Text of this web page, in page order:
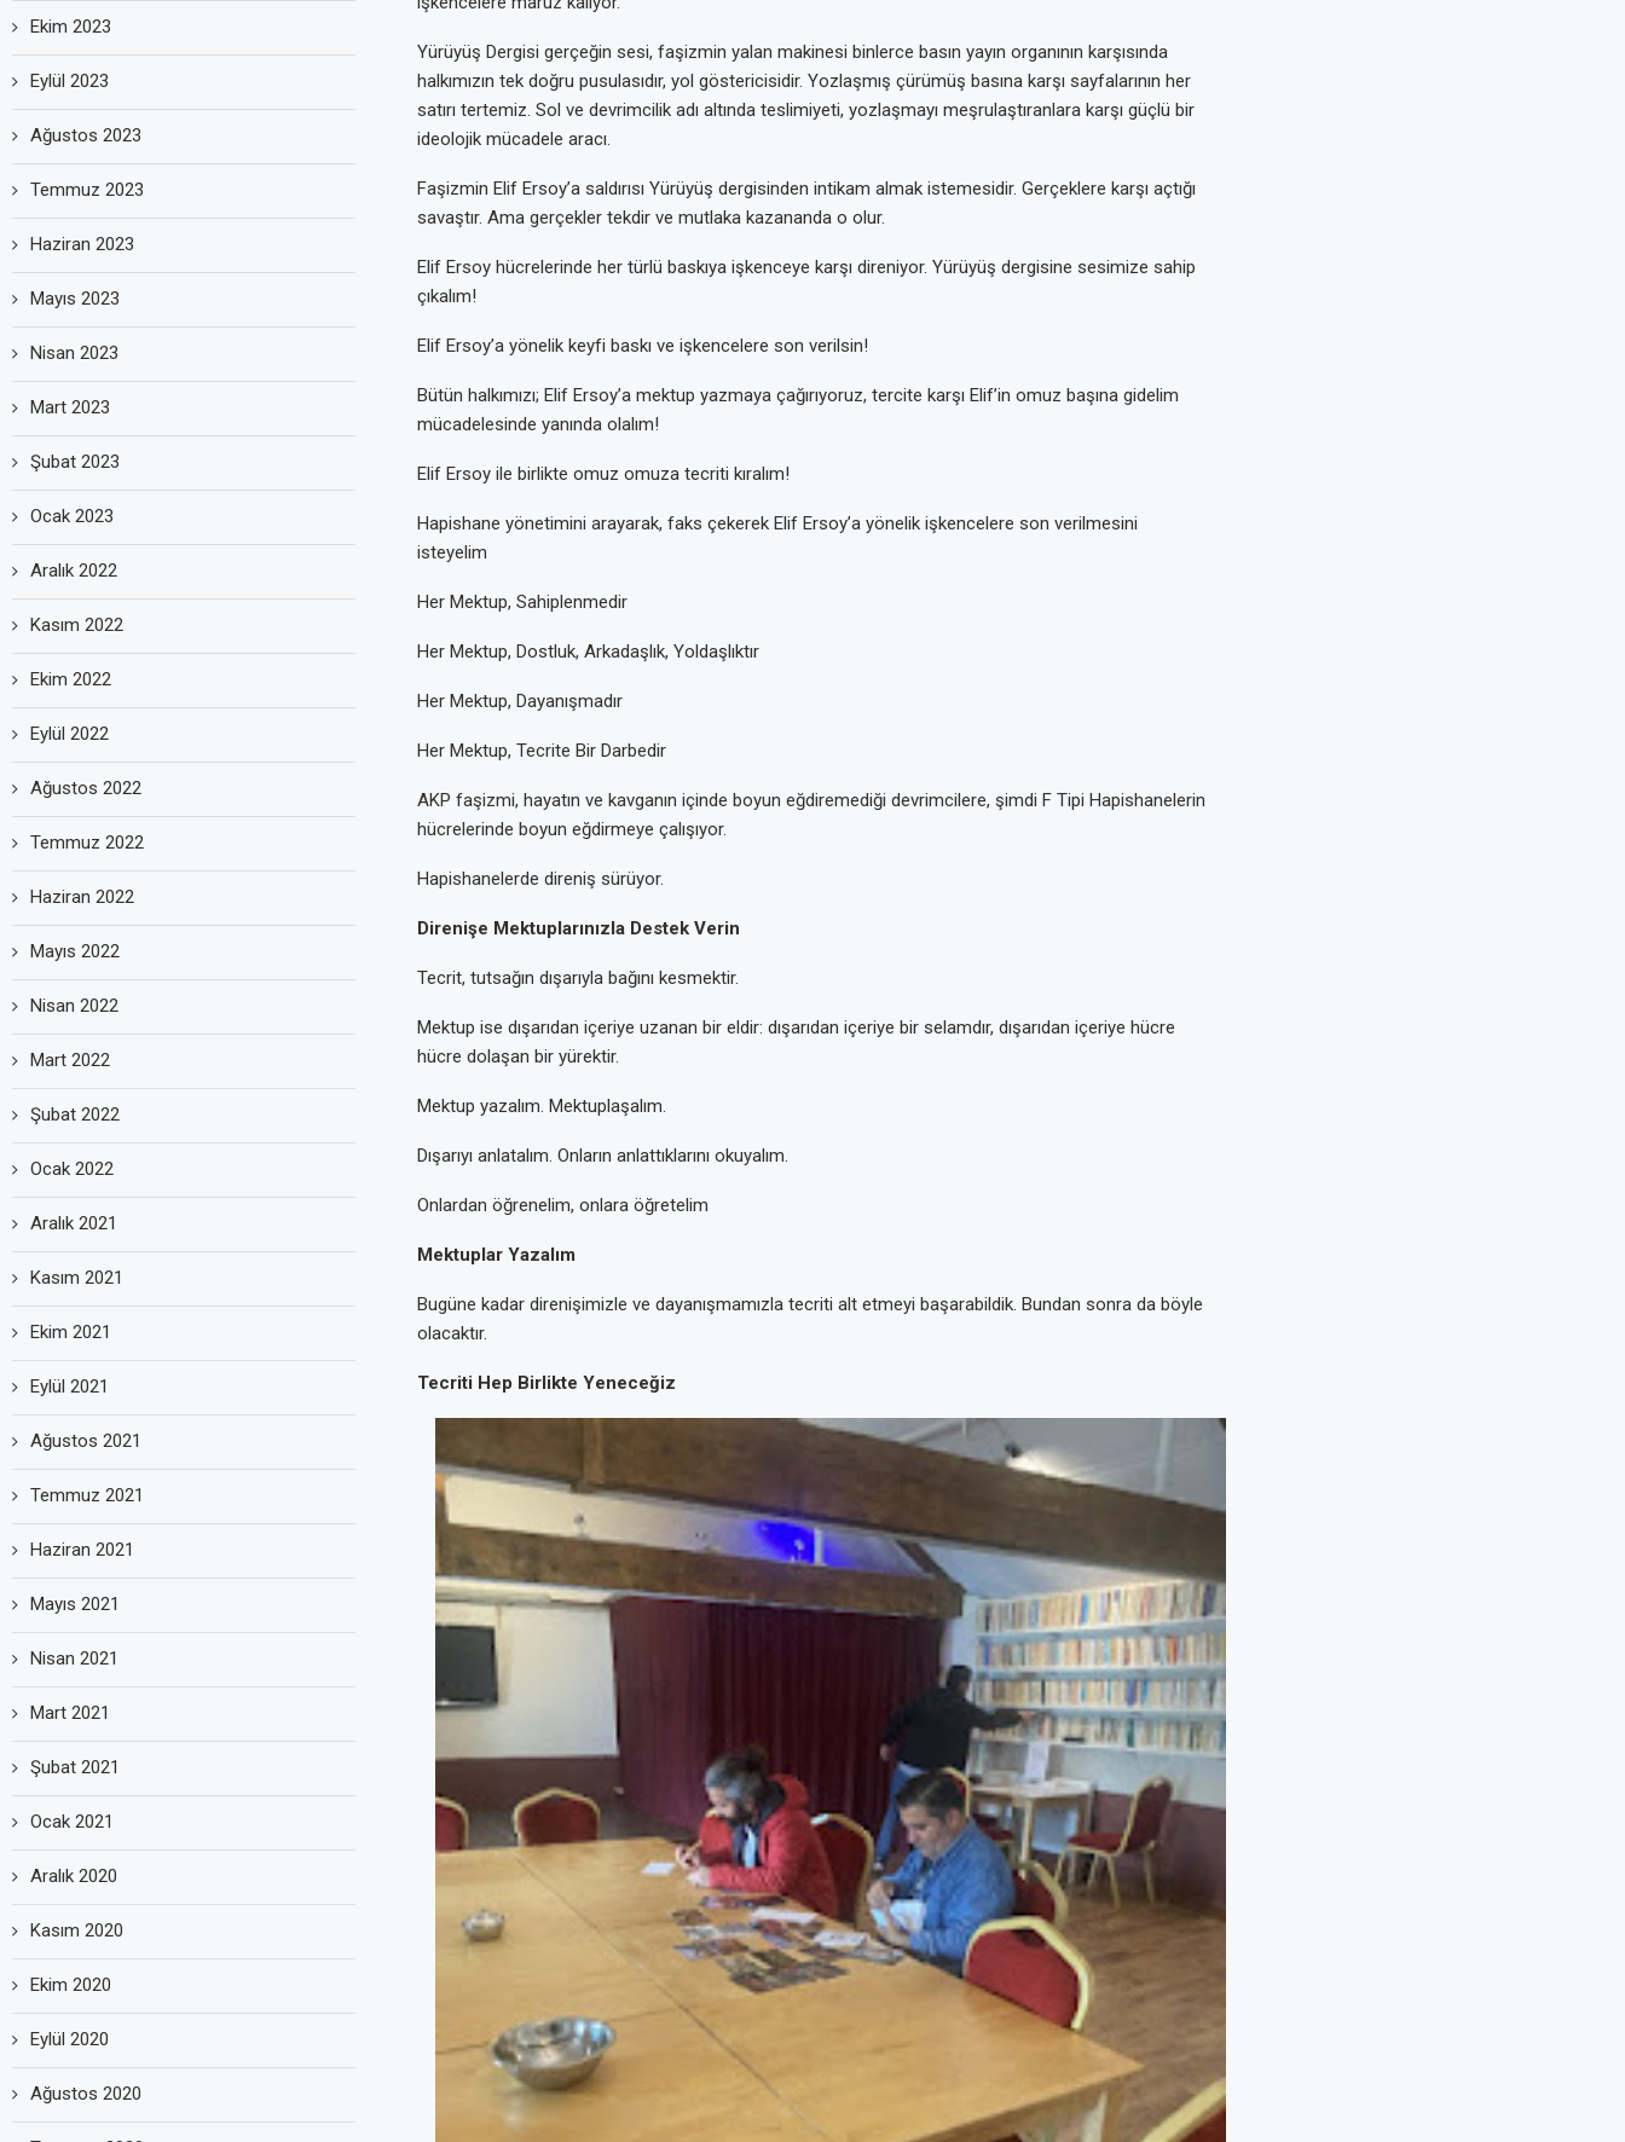
Yürüyüş Dergisi gerçeğin sesi, faşizmin yalan makinesi binlerce basın yayın organının karşısında
halkımızın tek doğru pusulasıdır, yol göstericisidir. Yozlaşmış çürümüş basına karşı sayfalarının her
satırı tertemiz. Sol ve devrimcilik adı altında teslimiyeti, yozlaşmayı meşrulaştıranlara karşı güçlü bir
ideolojik mücadele aracı.
Faşizmin Elif Ersoy’a saldırısı Yürüyüş dergisinden intikam almak istemesidir. Gerçeklere karşı açtığı
savaştır. Ama gerçekler tekdir ve mutlaka kazananda o olur.
Elif Ersoy hücrelerinde her türlü baskıya işkenceye karşı direniyor. Yürüyüş dergisine sesimize sahip
çıkalım!
Elif Ersoy’a yönelik keyfi baskı ve işkencelere son verilsin!
Bütün halkımızı; Elif Ersoy’a mektup yazmaya çağırıyoruz, tercite karşı Elif’in omuz başına gidelim
mücadelesinde yanında olalım!
Elif Ersoy ile birlikte omuz omuza tecriti kıralım!
Hapishane yönetimini arayarak, faks çekerek Elif Ersoy’a yönelik işkencelere son verilmesini
isteyelim
Her Mektup, Sahiplenmedir
Her Mektup, Dostluk, Arkadaşlık, Yoldaşlıktır
Her Mektup, Dayanışmadır
Her Mektup, Tecrite Bir Darbedir
AKP faşizmi, hayatın ve kavganın içinde boyun eğdiremediği devrimcilere, şimdi F Tipi Hapishanelerin
hücrelerinde boyun eğdirmeye çalışıyor.
Hapishanelerde direniş sürüyor.
Direnişe Mektuplarınızla Destek Verin
Tecrit, tutsağın dışarıyla bağını kesmektir.
Mektup ise dışarıdan içeriye uzanan bir eldir: dışarıdan içeriye bir selamdır, dışarıdan içeriye hücre
hücre dolaşan bir yürektir.
Mektup yazalım. Mektuplaşalım.
Dışarıyı anlatalım. Onların anlattıklarını okuyalım.
Onlardan öğrenelim, onlara öğretelim
Mektuplar Yazalım
Bugüne kadar direnişimizle ve dayanışmamızla tecriti alt etmeyi başarabildik. Bundan sonra da böyle
olacaktır.
Tecriti Hep Birlikte Yeneceğiz
Ekim 2023
Eylül 2023
Ağustos 2023
Temmuz 2023
Haziran 2023
Mayıs 2023
Nisan 2023
Mart 2023
Şubat 2023
Ocak 2023
Aralık 2022
Kasım 2022
Ekim 2022
Eylül 2022
Ağustos 2022
Temmuz 2022
Haziran 2022
Mayıs 2022
Nisan 2022
Mart 2022
Şubat 2022
Ocak 2022
Aralık 2021
Kasım 2021
Ekim 2021
Eylül 2021
Ağustos 2021
Temmuz 2021
Haziran 2021
Mayıs 2021
Nisan 2021
Mart 2021
Şubat 2021
Ocak 2021
Aralık 2020
Kasım 2020
Ekim 2020
Eylül 2020
Ağustos 2020